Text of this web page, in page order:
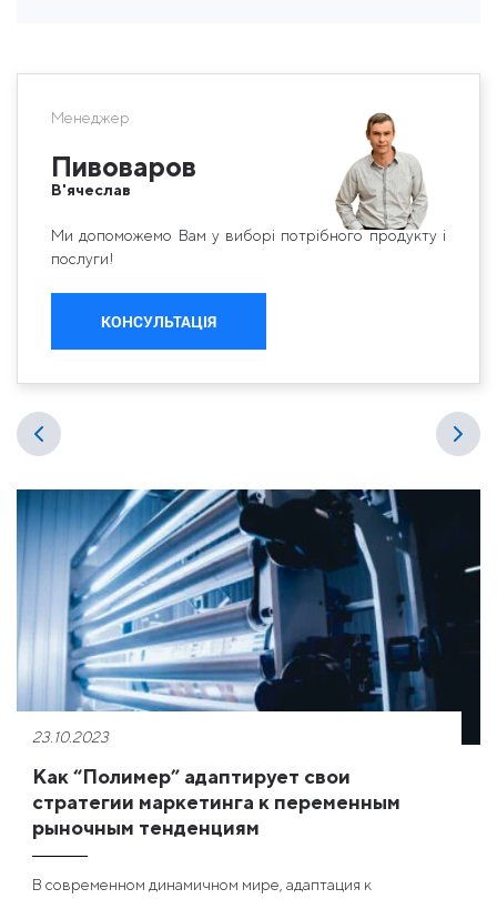
Менеджер
Пивоваров
В'ячеслав
Ми допоможемо Вам у виборі потрібного продукту і
послуги!
КОНСУЛЬТАЦІЯ
23.10.2023
Как “Полимер” адаптирует свои
стратегии маркетинга к переменным
рыночным тенденциям
В современном динамичном мире, адаптация к